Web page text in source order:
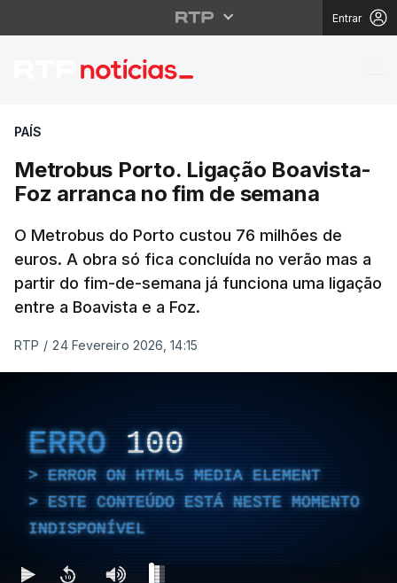
Entrar
Metrobus Porto.
PAÍS
Metrobus Porto. Ligação Boavista-
Foz arranca no fim de semana
O Metrobus do Porto custou 76 milhões de
euros. A obra só fica concluída no verão mas a
partir do fim-de-semana já funciona uma ligação
entre a Boavista e a Foz.
RTP / 24 Fevereiro 2026, 14:15
ERRO 100
ERROR ON HTML5 MEDIA ELEMENT
ESTE CONTEÚDO ESTÁ NESTE MOMENTO
INDISPONÍVEL